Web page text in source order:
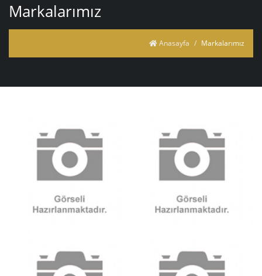
Markalarımız
Anasayfa Markalarımız